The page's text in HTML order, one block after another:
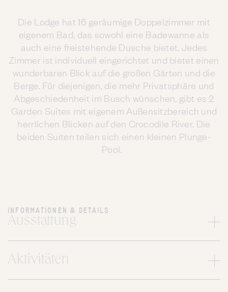
Die Lodge hat 16 geräumige Doppelzimmer mit
eigenem Bad, das sowohl eine Badewanne als
auch eine freistehende Dusche bietet. Jedes
Zimmer ist individuell eingerichtet und bietet einen
wunderbaren Blick auf die großen Gärten und die
Berge. Für diejenigen, die mehr Privatsphäre und
Abgeschiedenheit im Busch wünschen, gibt es 2
Garden Suites mit eigenem Außensitzbereich und
herrlichen Blicken auf den Crocodile River. Die
beiden Suiten teilen sich einen kleinen Plunge-
Pool.
INFORMATIONEN & DETAILS
Ausstattung
Aktivitäten